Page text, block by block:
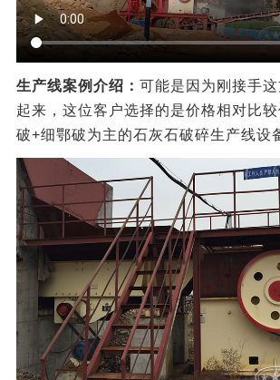
生产线案例介绍： 可能是因为刚接手
起来，这位客户选择的是价格相对比
破+细鄂破为主的石灰石破碎生产线设